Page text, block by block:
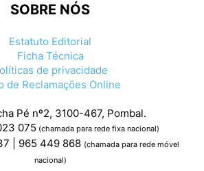
SOBRE NÓS
Estatuto Editorial
Ficha Técnica
de privacidade
de Reclamações Online
Pé nº2, 3100-467, Pombal.
075 (chamada para rede fixa nacional)
| 965 449 868 (chamada para rede móvel
nacional)